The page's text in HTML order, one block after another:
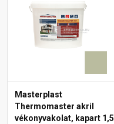
Masterplast
Thermomaster akril
vékonyvakolat, kapart 1,5